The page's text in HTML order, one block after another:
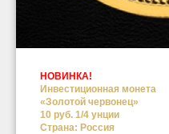
НОВИНКА!
Инвестиционная монета
«Золотой червонец»
10 руб. 1/4 унции
Страна: Россия